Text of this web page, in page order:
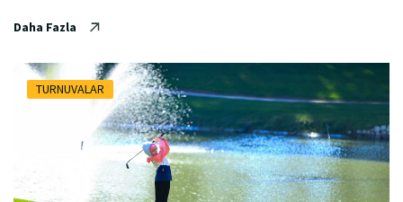
Daha Fazla
TURNUVALAR